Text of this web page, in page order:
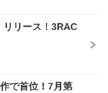
リース！3RAC
で首位！7月第